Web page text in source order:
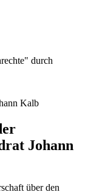
durch
Johann
über den